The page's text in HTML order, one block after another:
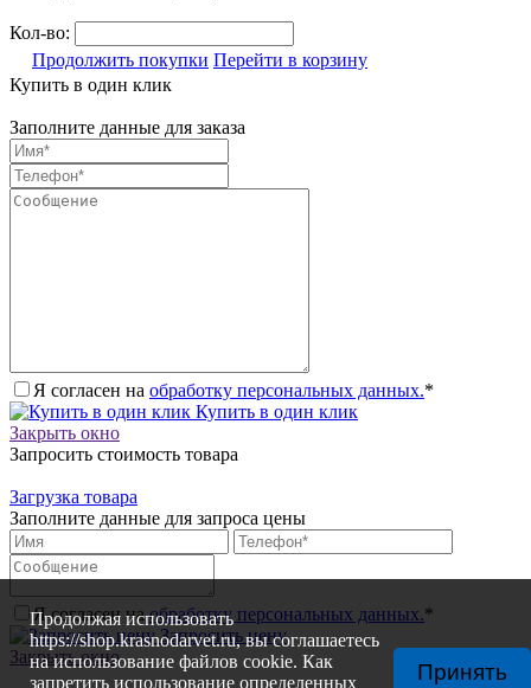
Продолжая использовать
https://shop.krasnodarvet.ru, вы соглашаетесь
на использование файлов cookie. Как
запретить использование определенных
Принять
Кол-во:
Продолжить покупки Перейти в корзину
Купить в один клик
Заполните данные для заказа
Я согласен на обработку персональных данных.*
Купить в один клик
Закрыть окно
Запросить стоимость товара
Загрузка товара
Заполните данные для запроса цены
Я согласен наобработку персональных данных.*
Запросить цену
Закрыть окно